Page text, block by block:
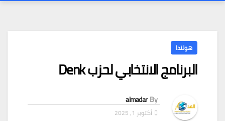
هولندا
البرنامج الانتخابي لحزب Denk
By
almadar
أكتوبر 1, 2025